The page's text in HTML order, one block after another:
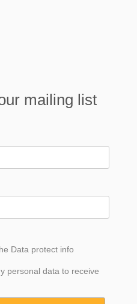
mailing list
Data protect info
personal data to receive